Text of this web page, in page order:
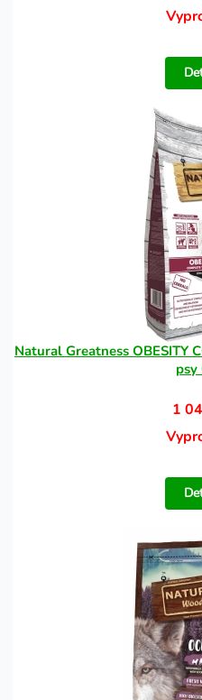
Natural Greatness OBESITY
psy
1